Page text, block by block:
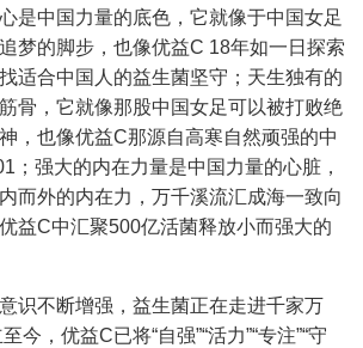
是中国力量的底色，它就像于中国女足
梦的脚步，也像优益C 18年如一日探索
适合中国人的益生菌坚守；天生独有的
骨，它就像那股中国女足可以被打败绝
，也像优益C那源自高寒自然顽强的中
；强大的内在力量是中国力量的心脏，
而外的内在力，万千溪流汇成海一致向
益C中汇聚500亿活菌释放小而强大的
识不断增强，益生菌正在走进千家万
今，优益C已将“自强”“活力”“专注”“守